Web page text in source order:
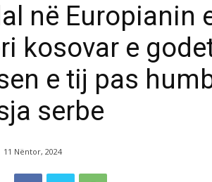
në Europianin
kosovar e
e tij pas
serbe
11 Nëntor, 2024